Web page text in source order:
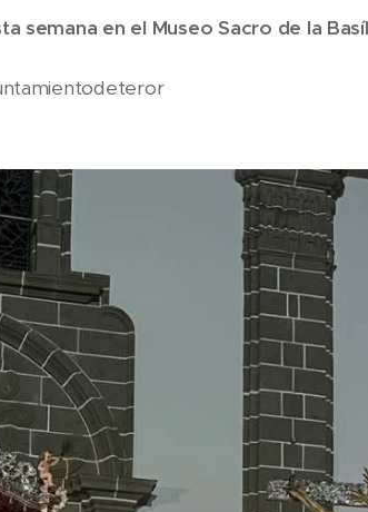
semana en el Museo Sacro de la